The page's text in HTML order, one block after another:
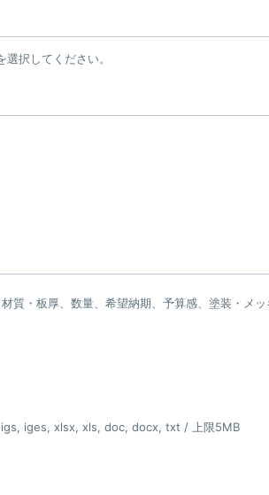
択してください。
質・板厚、数量、希望納期、予算感、塗装・メ
iges, xlsx, xls, doc, docx, txt / 上限5MB